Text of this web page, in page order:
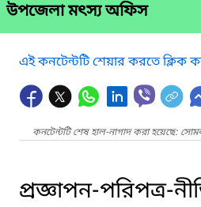
উপজেলা মৎস্য অফিস
এই কনটেন্টটি শেয়ার করতে ক্লিক
কনটেন্টটি শেষ হাল-নাগাদ করা হয়েছে:
প্রজ্ঞাপন-পরিপত্র-